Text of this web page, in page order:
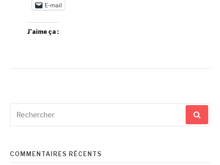
E-mail
J’aime ça :
pour
COMMENTAIRES RÉCENTS